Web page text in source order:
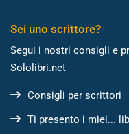
Sei uno scrittore?
Segui i nostri consigli e
Sololibri.net
Consigli per scrittori
Ti presento i miei...